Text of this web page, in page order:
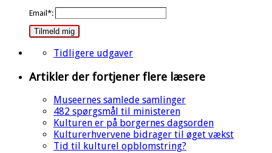
Email*:
Tilmeld mig
Tidligere udgaver
Artikler der fortjener flere læsere
Museernes samlede samlinger
482 spørgsmål til ministeren
Kulturen er på borgernes dagsorden
Kulturerhvervene bidrager til øget vækst
Tid til kulturel opblomstring?